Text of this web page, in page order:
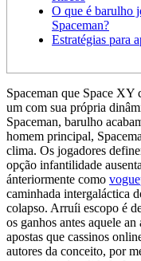
O que é barulho
Spaceman?
Estratégias para
Spaceman que Space XY
um com sua própria
Spaceman, barulho
homem principal,
clima. Os jogadores
opção infantilidade
ánteriormente como
caminhada intergaláctica
colapso. Arruíi escopo é
os ganhos antes aquele
apostas que cassinos
autores da conceito, por